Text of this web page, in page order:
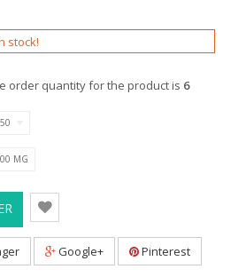
stock!
order quantity for the product is 6
50
00 MG
Google+ Pinterest